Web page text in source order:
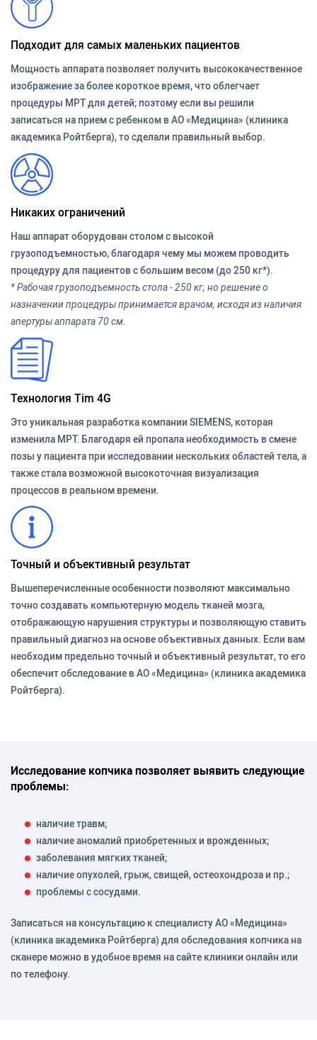
Подходит для самых маленьких пациентов
Мощность аппарата позволяет получить высококачественное
изображение за более короткое время, что облегчает
процедуры МРТ для детей; поэтому если вы решили
записаться на прием с ребенком в АО «Медицина» (клиника
академика Ройтберга), то сделали правильный выбор.
Никаких ограничений
Наш аппарат оборудован столом с высокой
грузоподъемностью, благодаря чему мы можем проводить
процедуру для пациентов с большим весом (до 250 кг*).
* Рабочая грузоподъемность стола - 250 кг, но решение о
назначении процедуры принимается врачом, исходя из наличия
апертуры аппарата 70 см.
Технология Tim 4G
Это уникальная разработка компании SIEMENS, которая
изменила МРТ. Благодаря ей пропала необходимость в смене
позы у пациента при исследовании нескольких областей тела, а
также стала возможной высокоточная визуализация
процессов в реальном времени.
Точный и объективный результат
Вышеперечисленные особенности позволяют максимально
точно создавать компьютерную модель тканей мозга,
отображающую нарушения структуры и позволяющую ставить
правильный диагноз на основе объективных данных. Если вам
необходим предельно точный и объективный результат, то его
обеспечит обследование в АО «Медицина» (клиника академика
Ройтберга).
Исследование копчика позволяет выявить следующие
проблемы:
наличие травм;
наличие аномалий приобретенных и врожденных;
заболевания мягких тканей;
наличие опухолей, грыж, свищей, остеохондроза и пр.;
проблемы с сосудами.
Записаться на консультацию к специалисту АО «Медицина»
(клиника академика Ройтберга) для обследования копчика на
сканере можно в удобное время на сайте клиники онлайн или
по телефону.